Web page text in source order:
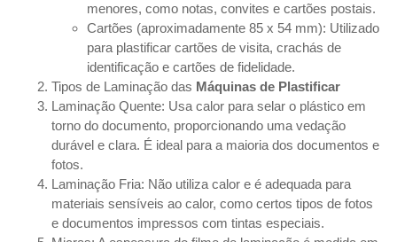
menores, como notas, convites e cartões postais.
Cartões (aproximadamente 85 x 54 mm): Utilizado
para plastificar cartões de visita, crachás de
identificação e cartões de fidelidade.
Tipos de Laminação das Máquinas de Plastificar
Laminação Quente: Usa calor para selar o plástico em
torno do documento, proporcionando uma vedação
durável e clara. É ideal para a maioria dos documentos e
fotos.
Laminação Fria: Não utiliza calor e é adequada para
materiais sensíveis ao calor, como certos tipos de fotos
e documentos impressos com tintas especiais.